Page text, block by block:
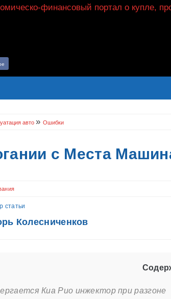
авто » Ошибки
с Места
статьи
Колесниченков
Киа Рио инжектор при разгоне